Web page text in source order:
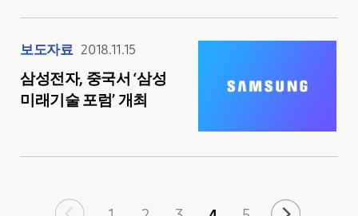
보도자료 2018.11.15
삼성전자, 중국서 ‘삼성
미래기술 포럼’ 개최